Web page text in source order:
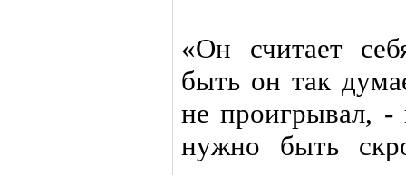
«Он считает
быть он так
не проигрывал,
нужно быть